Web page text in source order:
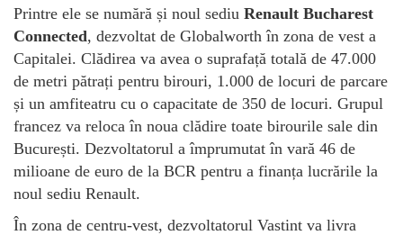
Printre ele se numără și noul sediu Renault Bucharest
Connected, dezvoltat de Globalworth în zona de vest a
Capitalei. Clădirea va avea o suprafață totală de 47.000
de metri pătrați pentru birouri, 1.000 de locuri de parcare
și un amfiteatru cu o capacitate de 350 de locuri. Grupul
francez va reloca în noua clădire toate birourile sale din
București. Dezvoltatorul a împrumutat în vară 46 de
milioane de euro de la BCR pentru a finanța lucrările la
noul sediu Renault.
În zona de centru-vest, dezvoltatorul Vastint va livra